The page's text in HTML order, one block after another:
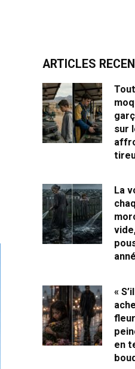
ARTICLES
sur
La
«
en